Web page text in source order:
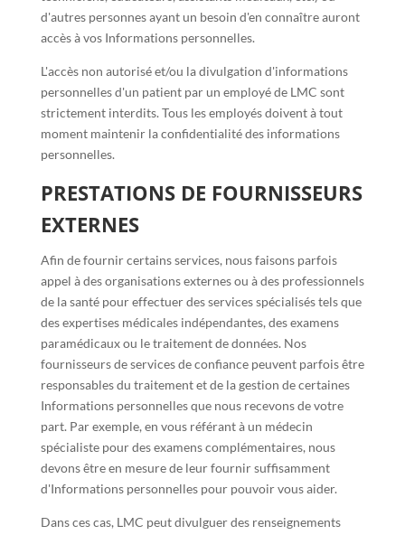
d'autres personnes ayant un besoin d'en connaître auront
accès à vos Informations personnelles.
L'accès non autorisé et/ou la divulgation d'informations
personnelles d'un patient par un employé de LMC sont
strictement interdits. Tous les employés doivent à tout
moment maintenir la confidentialité des informations
personnelles.
PRESTATIONS DE FOURNISSEURS
EXTERNES
Afin de fournir certains services, nous faisons parfois
appel à des organisations externes ou à des professionnels
de la santé pour effectuer des services spécialisés tels que
des expertises médicales indépendantes, des examens
paramédicaux ou le traitement de données. Nos
fournisseurs de services de confiance peuvent parfois être
responsables du traitement et de la gestion de certaines
Informations personnelles que nous recevons de votre
part. Par exemple, en vous référant à un médecin
spécialiste pour des examens complémentaires, nous
devons être en mesure de leur fournir suffisamment
d'Informations personnelles pour pouvoir vous aider.
Dans ces cas, LMC peut divulguer des renseignements